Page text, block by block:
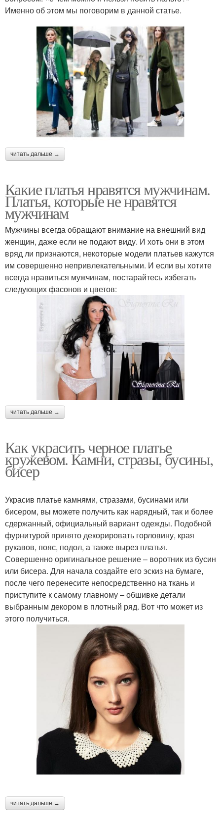
Именно об этом мы поговорим в данной статье.
читать дальше →
Какие платья нравятся мужчинам.
Платья, которые не нравятся
мужчинам
Мужчины всегда обращают внимание на внешний вид
женщин, даже если не подают виду. И хоть они в этом
вряд ли признаются, некоторые модели платьев кажутся
им совершенно непривлекательными. И если вы хотите
всегда нравиться мужчинам, постарайтесь избегать
следующих фасонов и цветов:
читать дальше →
Как украсить черное платье
кружевом. Камни, стразы, бусины,
бисер
Украсив платье камнями, стразами, бусинами или
бисером, вы можете получить как нарядный, так и более
сдержанный, официальный вариант одежды. Подобной
фурнитурой принято декорировать горловину, края
рукавов, пояс, подол, а также вырез платья.
Совершенно оригинальное решение – воротник из бусин
или бисера. Для начала создайте его эскиз на бумаге,
после чего перенесите непосредственно на ткань и
приступите к самому главному – обшивке детали
выбранным декором в плотный ряд. Вот что может из
этого получиться.
читать дальше →